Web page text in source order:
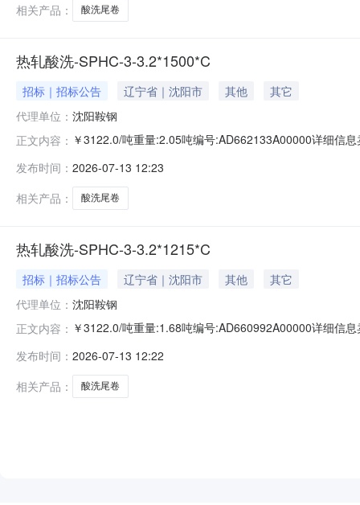
相关产品：
酸洗尾卷
热轧酸洗-SPHC-3-3.2*1500*C
招标｜招标公告 辽宁省｜沈阳市 其他
其它
代理单位： 沈阳鞍钢
正文内容： ￥3122.0/吨重量:2.05吨编号:AD662133A00000详细信
求产线名称:冷轧1#线锌层重量代码描述:上表面锌层重量
发布时间： 2026-07-13 12:23
相关产品：
酸洗尾卷
热轧酸洗-SPHC-3-3.2*1215*C
招标｜招标公告 辽宁省｜沈阳市 其他
其它
代理单位： 沈阳鞍钢
正文内容： ￥3122.0/吨重量:1.68吨编号:AD660992A00000详细信
求产线名称:冷轧1#线锌层重量代码描述:上表面锌层重量
发布时间： 2026-07-13 12:22
相关产品：
酸洗尾卷